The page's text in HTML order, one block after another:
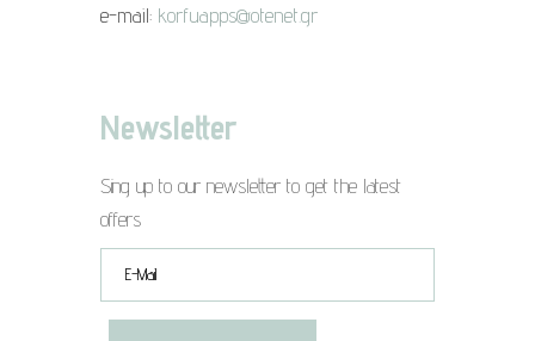
e-mail: korfuapps@otenet.gr
Newsletter
Sing up to our newsletter to get the latest
offers